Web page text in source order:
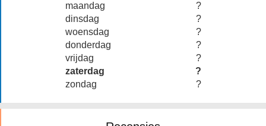
maandag
?
dinsdag
?
woensdag
?
donderdag
?
vrijdag
?
zaterdag
?
zondag
?